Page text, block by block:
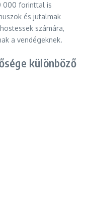
000 forinttal is
és jutalmak
számára,
a vendégeknek.
különböző